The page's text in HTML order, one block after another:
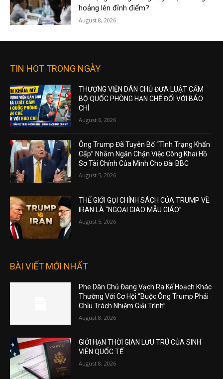
hoảng lên đỉnh điểm?
August 8, 2026
TIN HOT TRONG NGÀY
THƯỢNG VIỆN DÂN CHỦ ĐƯA LUẬT CẤM
BỘ QUỐC PHÒNG HẠN CHẾ ĐỐI VỚI BÁO
CHÍ
August 6, 2026
Ông Trump Đã Tuyên Bố “Tình Trạng Khẩn
Cấp” Nhằm Ngăn Chặn Việc Công Khai Hồ
Sơ Tài Chính Của Mình Cho Đài BBC
August 5, 2026
THẾ GIỚI GỌI CHÍNH SÁCH CỦA TRUMP VỀ
IRAN LÀ “NGOẠI GIAO MẪU GIÁO”
August 5, 2026
BÀI VIẾT MỚI NHẤT
Phe Dân Chủ Đang Vạch Ra Kế Hoạch Khác
Thường Với Cơ Hội “Buộc Ông Trump Phải
Chịu Trách Nhiệm Giải Trình”.
August 8, 2026
GIỚI HẠN THỜI GIAN LƯU TRÚ CỦA SINH
VIÊN QUỐC TẾ
August 8, 2026